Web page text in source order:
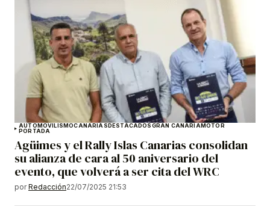
AUTOMOVILISMOCANARIASDESTACADOSGRAN CANARIAMOTOR
PORTADA
Agüimes y el Rally Islas Canarias consolidan
su alianza de cara al 50 aniversario del
evento, que volverá a ser cita del WRC
por Redacción22/07/2025 21:53